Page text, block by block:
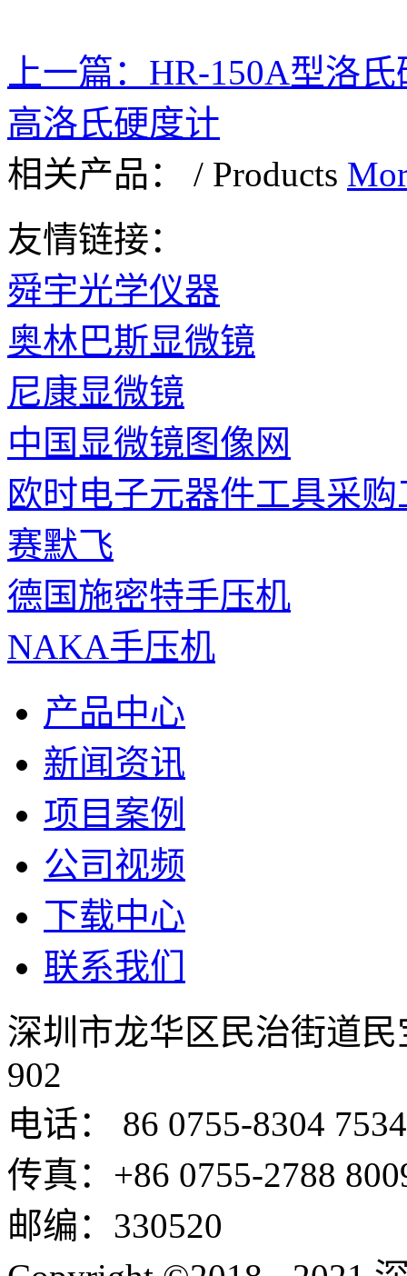
上一篇： HR-150A型洛
高洛氏硬度计
相关产品：
/ Products
友情链接：
舜宇光学仪器
奥林巴斯显微镜
尼康显微镜
中国显微镜图像网
欧时电子元器件工具采购
赛默飞
德国施密特手压机
NAKA手压机
产品中心
新闻资讯
项目案例
公司视频
下载中心
联系我们
深圳市龙华区民治街道
902
电话： 86 0755-8304 7534
传真：+86 0755-2788
邮编：330520